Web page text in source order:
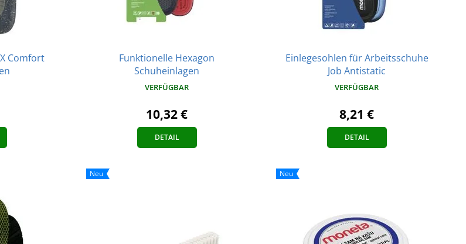
Comfort
Funktionelle Hexagon
Schuheinlagen
VERFÜGBAR
10,32 €
DETAIL
Einlegesohlen für Arbeitsschuhe
Job Antistatic
VERFÜGBAR
8,21 €
DETAIL
Neu Neu